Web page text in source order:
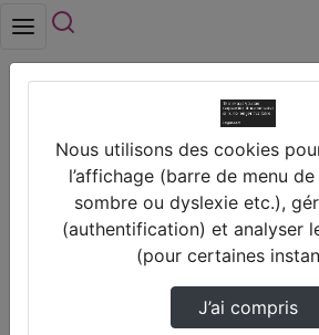
Minutes De L'Informatique -
Prendre des notes
Il n'y a pas de note disponible pour
Connectez-vous pour en créer une
Nous utilisons des cookies
l’affichage (barre de menu
sombre ou dyslexie etc.),
(authentification) et analyser
(pour certaines
J’ai compris